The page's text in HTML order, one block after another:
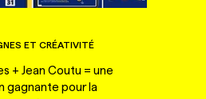
ET CRÉATIVITÉ
+ Jean Coutu = une
gagnante pour la